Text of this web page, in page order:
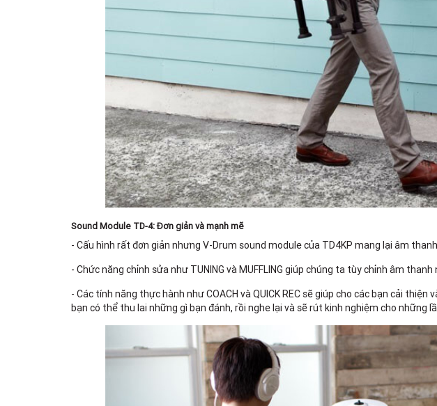
Sound Module TD-4: Đơn giản và mạnh mẽ
- Cấu hình rất đơn giản nhưng V-Drum sound module của TD4KP mang lại âm
- Chức năng chỉnh sửa như TUNING và MUFFLING giúp chúng ta tùy chỉnh âm
- Các tính năng thực hành như COACH và QUICK REC sẽ giúp cho các bạn cải
bạn có thể thu lai những gì bạn đánh, rồi nghe lại và sẽ rút kinh nghiệm cho những